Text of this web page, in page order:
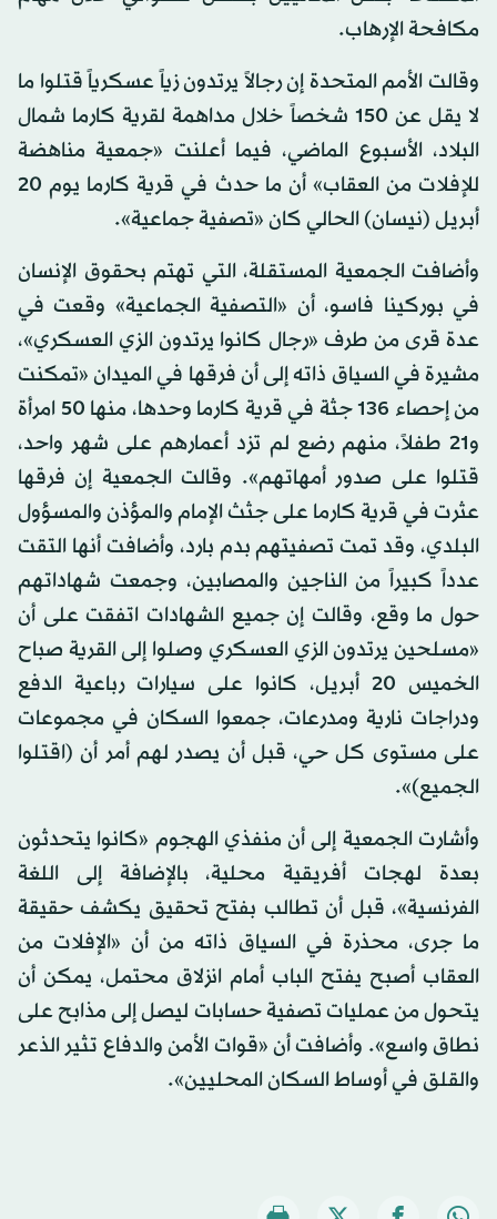
مكافحة الإرهاب.
وقالت الأمم المتحدة إن رجالاً يرتدون زياً عسكرياً قتلوا ما
لا يقل عن 150 شخصاً خلال مداهمة لقرية كارما شمال
البلاد، الأسبوع الماضي، فيما أعلنت «جمعية مناهضة
للإفلات من العقاب» أن ما حدث في قرية كارما يوم 20
أبريل (نيسان) الحالي كان «تصفية جماعية».
وأضافت الجمعية المستقلة، التي تهتم بحقوق الإنسان
في بوركينا فاسو، أن «التصفية الجماعية» وقعت في
عدة قرى من طرف «رجال كانوا يرتدون الزي العسكري»،
مشيرة في السياق ذاته إلى أن فرقها في الميدان «تمكنت
من إحصاء 136 جثة في قرية كارما وحدها، منها 50 امرأة
و21 طفلاً، منهم رضع لم تزد أعمارهم على شهر واحد،
قتلوا على صدور أمهاتهم». وقالت الجمعية إن فرقها
عثرت في قرية كارما على جثث الإمام والمؤذن والمسؤول
البلدي، وقد تمت تصفيتهم بدم بارد، وأضافت أنها التقت
عدداً كبيراً من الناجين والمصابين، وجمعت شهاداتهم
حول ما وقع، وقالت إن جميع الشهادات اتفقت على أن
«مسلحين يرتدون الزي العسكري وصلوا إلى القرية صباح
الخميس 20 أبريل، كانوا على سيارات رباعية الدفع
ودراجات نارية ومدرعات، جمعوا السكان في مجموعات
على مستوى كل حي، قبل أن يصدر لهم أمر أن (اقتلوا
الجميع)».
وأشارت الجمعية إلى أن منفذي الهجوم «كانوا يتحدثون
بعدة لهجات أفريقية محلية، بالإضافة إلى اللغة
الفرنسية»، قبل أن تطالب بفتح تحقيق يكشف حقيقة
ما جرى، محذرة في السياق ذاته من أن «الإفلات من
العقاب أصبح يفتح الباب أمام انزلاق محتمل، يمكن أن
يتحول من عمليات تصفية حسابات ليصل إلى مذابح على
نطاق واسع». وأضافت أن «قوات الأمن والدفاع تثير الذعر
والقلق في أوساط السكان المحليين».